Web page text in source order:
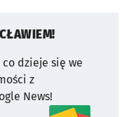
dzieje się we
z
News!